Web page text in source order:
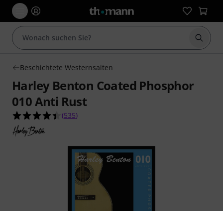
Suche
Beschichtete Westernsaiten
Harley Benton Coated Phosphor
010 Anti Rust
4.4 von 5 Sternen aus 535 Kundenbewertungen
(535)